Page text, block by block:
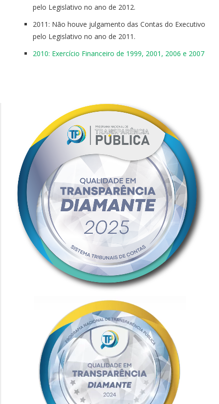
pelo Legislativo no ano de 2012.
2011: Não houve julgamento das Contas do Executivo
pelo Legislativo no ano de 2011.
2010: Exercício Financeiro de 1999, 2001, 2006 e 2007